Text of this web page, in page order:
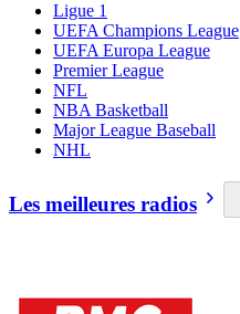
Ligue 1
UEFA Champions League
UEFA Europa League
Premier League
NFL
NBA Basketball
Major League Baseball
NHL
Les meilleures radios